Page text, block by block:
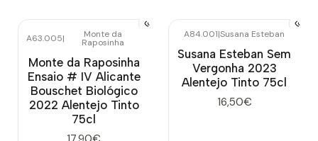
A63.005| Monte da
Raposinha
Monte da Raposinha
Ensaio # IV Alicante
Bouschet Biológico
2022 Alentejo Tinto
75cl
A84.001|Susana Esteban
Susana Esteban Sem
Vergonha 2023
Alentejo Tinto 75cl
16,50€